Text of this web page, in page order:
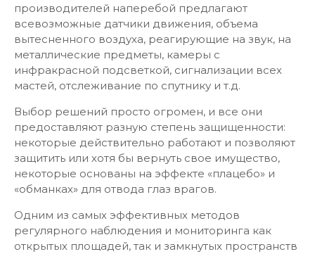
производителей наперебой предлагают
всевозможные датчики движения, объема
вытесненного воздуха, реагирующие на звук, на
металлические предметы, камеры с
инфракрасной подсветкой, сигнализации всех
мастей, отслеживание по спутнику и т.д.
Выбор решений просто огромен, и все они
предоставляют разную степень защищенности:
некоторые действительно работают и позволяют
защитить или хотя бы вернуть свое имущество,
некоторые основаны на эффекте «плацебо» и
«обманках» для отвода глаз врагов.
Одним из самых эффективных методов
регулярного наблюдения и мониторинга как
открытых площадей, так и замкнутых пространств